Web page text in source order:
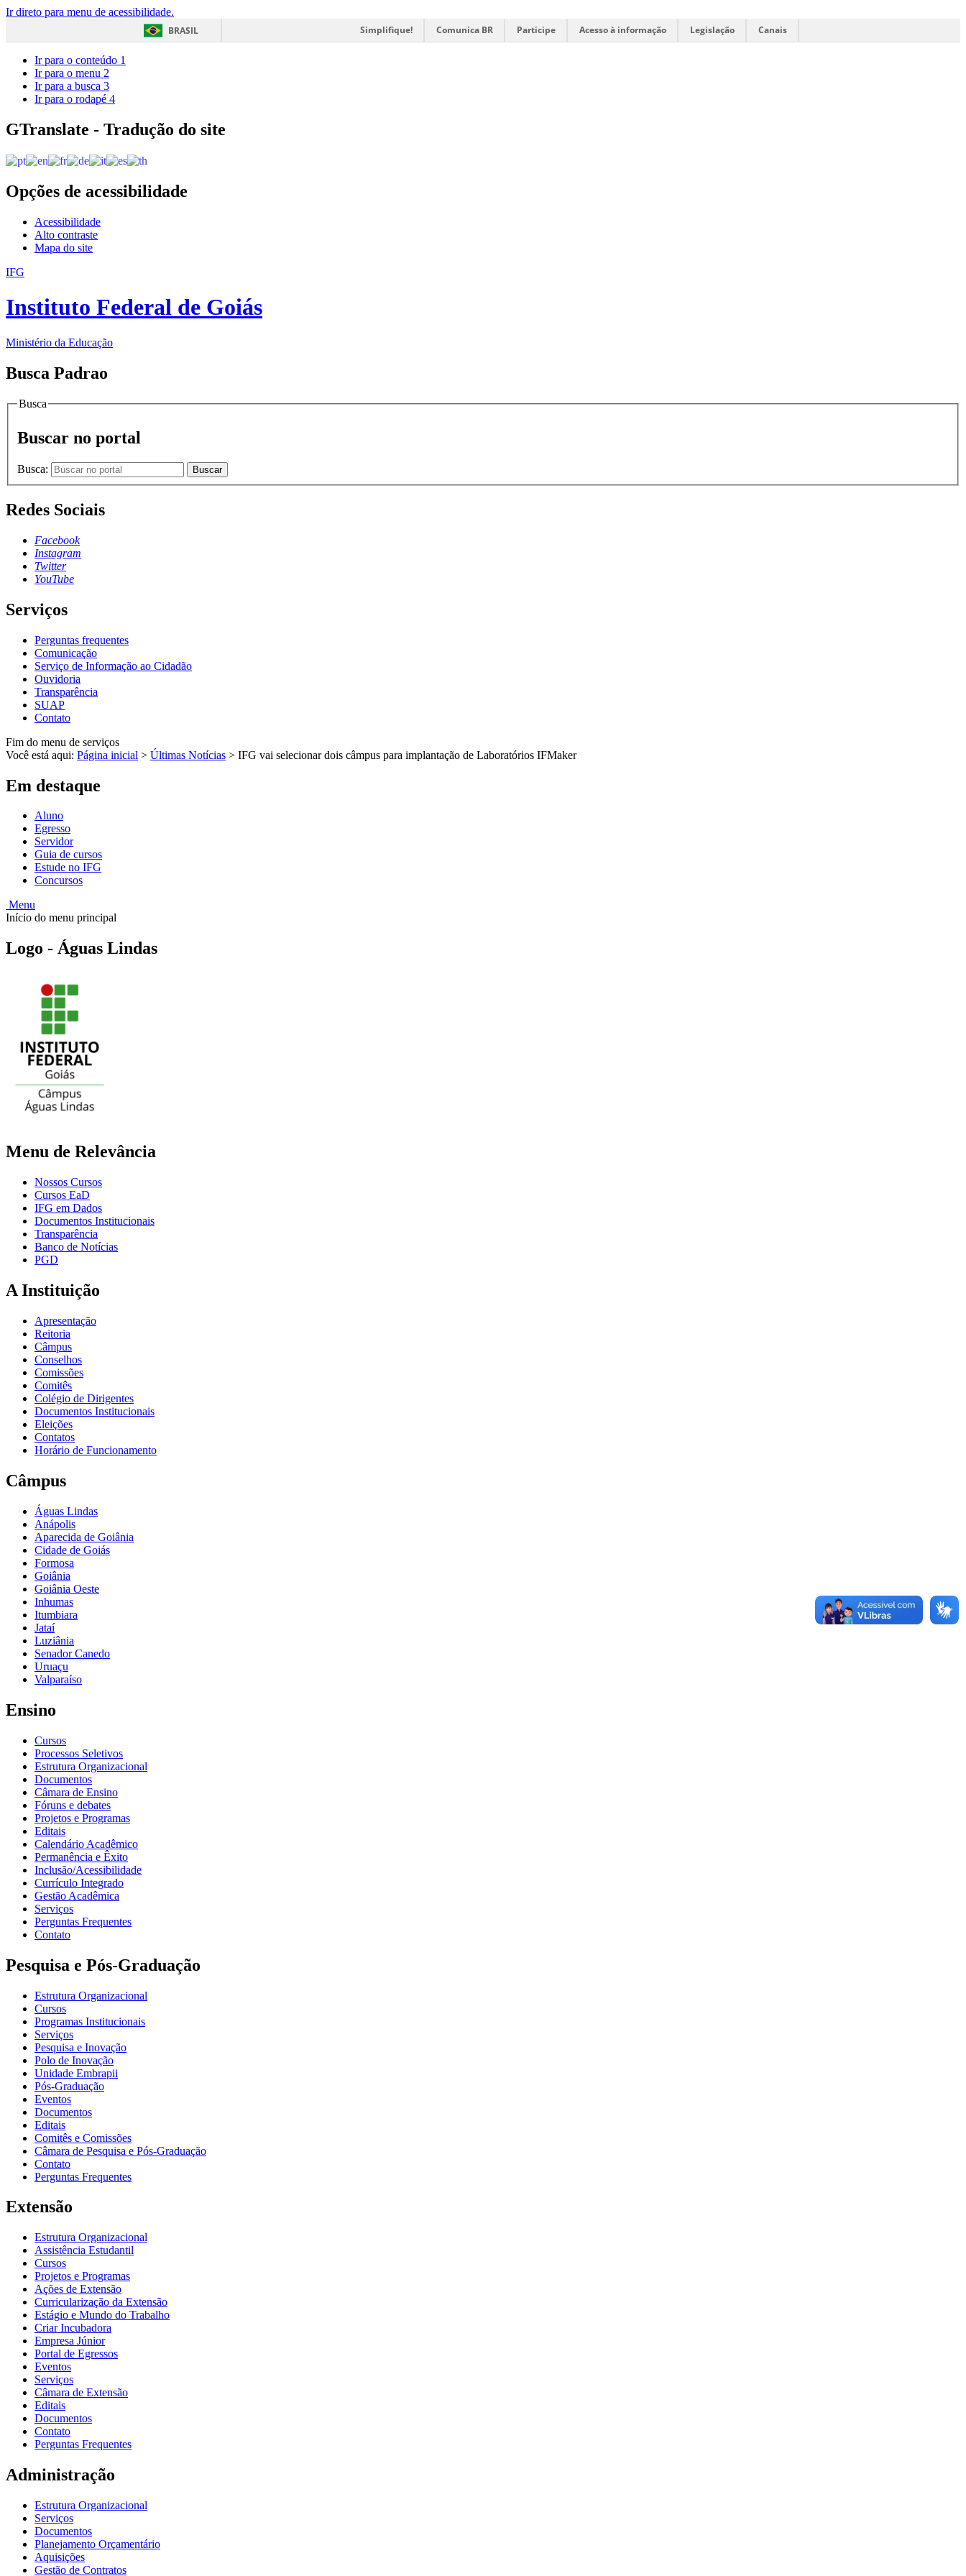
Ir direto para menu de acessibilidade.
BRASIL
Simplifique! Comunica BR Participe Acesso à informação Legislação Canais
Ir para o conteúdo 1
Ir para o menu 2
Ir para a busca 3
Ir para o rodapé 4
GTranslate - Tradução do site
Opções de acessibilidade
Acessibilidade
Alto contraste
Mapa do site
IFG
Instituto Federal de Goiás
Ministério da Educação
Busca Padrao
Busca
Buscar no portal
Busca: Buscar
Redes Sociais
Facebook
Instagram
Twitter
YouTube
Serviços
Perguntas frequentes
Comunicação
Serviço de Informação ao Cidadão
Ouvidoria
Transparência
SUAP
Contato
Fim do menu de serviços
Você está aqui: Página inicial > Últimas Notícias > IFG vai selecionar dois câmpus para implantação de Laboratórios IFMaker
Em destaque
Aluno
Egresso
Servidor
Guia de cursos
Estude no IFG
Concursos
Menu
Início do menu principal
Logo - Águas Lindas
Menu de Relevância
Nossos Cursos
Cursos EaD
IFG em Dados
Documentos Institucionais
Transparência
Banco de Notícias
PGD
A Instituição
Apresentação
Reitoria
Câmpus
Conselhos
Comissões
Comitês
Colégio de Dirigentes
Documentos Institucionais
Eleições
Contatos
Horário de Funcionamento
Câmpus
Águas Lindas
Anápolis
Aparecida de Goiânia
Cidade de Goiás
Formosa
Goiânia
Goiânia Oeste
Inhumas
Itumbiara
Jataí
Luziânia
Senador Canedo
Uruaçu
Valparaíso
Ensino
Cursos
Processos Seletivos
Estrutura Organizacional
Documentos
Câmara de Ensino
Fóruns e debates
Projetos e Programas
Editais
Calendário Acadêmico
Permanência e Êxito
Inclusão/Acessibilidade
Currículo Integrado
Gestão Acadêmica
Serviços
Perguntas Frequentes
Contato
Pesquisa e Pós-Graduação
Estrutura Organizacional
Cursos
Programas Institucionais
Serviços
Pesquisa e Inovação
Polo de Inovação
Unidade Embrapii
Pós-Graduação
Eventos
Documentos
Editais
Comitês e Comissões
Câmara de Pesquisa e Pós-Graduação
Contato
Perguntas Frequentes
Extensão
Estrutura Organizacional
Assistência Estudantil
Cursos
Projetos e Programas
Ações de Extensão
Curricularização da Extensão
Estágio e Mundo do Trabalho
Criar Incubadora
Empresa Júnior
Portal de Egressos
Eventos
Serviços
Câmara de Extensão
Editais
Documentos
Contato
Perguntas Frequentes
Administração
Estrutura Organizacional
Serviços
Documentos
Planejamento Orçamentário
Aquisições
Gestão de Contratos